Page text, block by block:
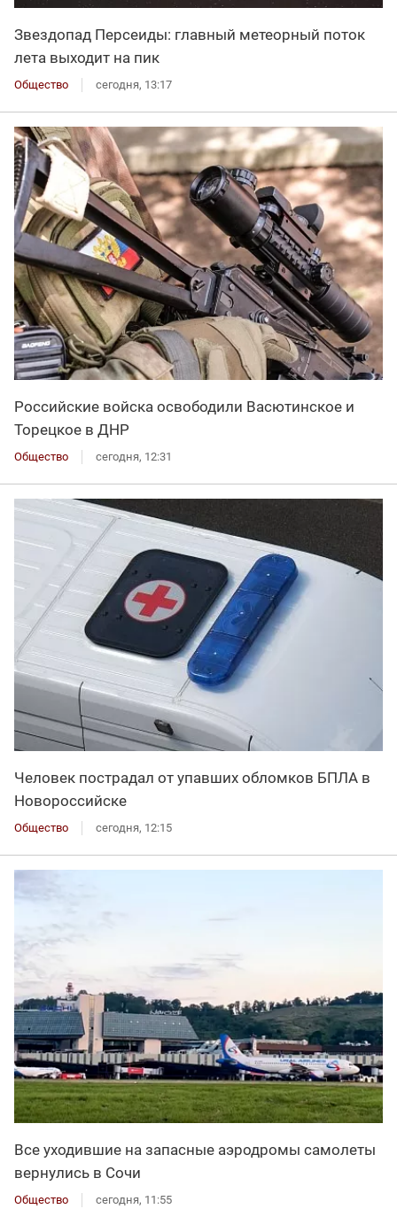
Звездопад Персеиды: главный метеорный поток
лета выходит на пик
Общество сегодня, 13:17
Российские войска освободили Васютинское и
Торецкое в ДНР
Общество сегодня, 12:31
Человек пострадал от упавших обломков БПЛА в
Новороссийске
Общество сегодня, 12:15
Все уходившие на запасные аэродромы самолеты
вернулись в Сочи
Общество сегодня, 11:55